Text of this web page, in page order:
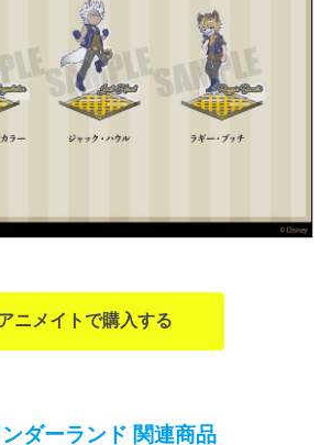
ニメイトで購入する
ダーランド 関連商品